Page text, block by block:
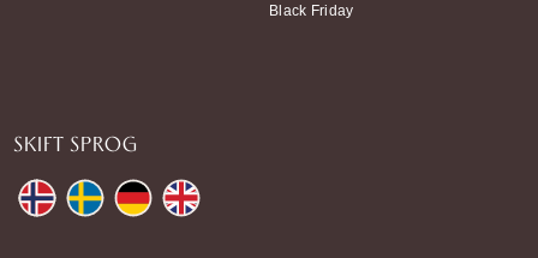
Black Friday
SKIFT SPROG